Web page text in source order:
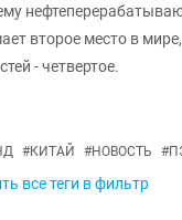
второе место в
- четвертое.
#КИТАЙ #НОВОСТЬ #
все теги в фильтр